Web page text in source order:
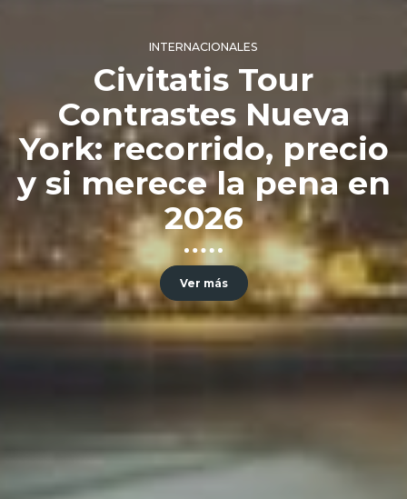
INTERNACIONALES
Civitatis Tour
Contrastes Nueva
York: recorrido, precio
y si merece la pena en
2026
Ver más